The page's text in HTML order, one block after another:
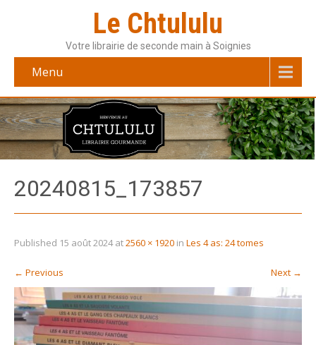
Le Chtululu
Votre librairie de seconde main à Soignies
Menu
20240815_173857
Published 15 août 2024at2560 × 1920 in Les 4 as: 24 tomes
← Previous Next →